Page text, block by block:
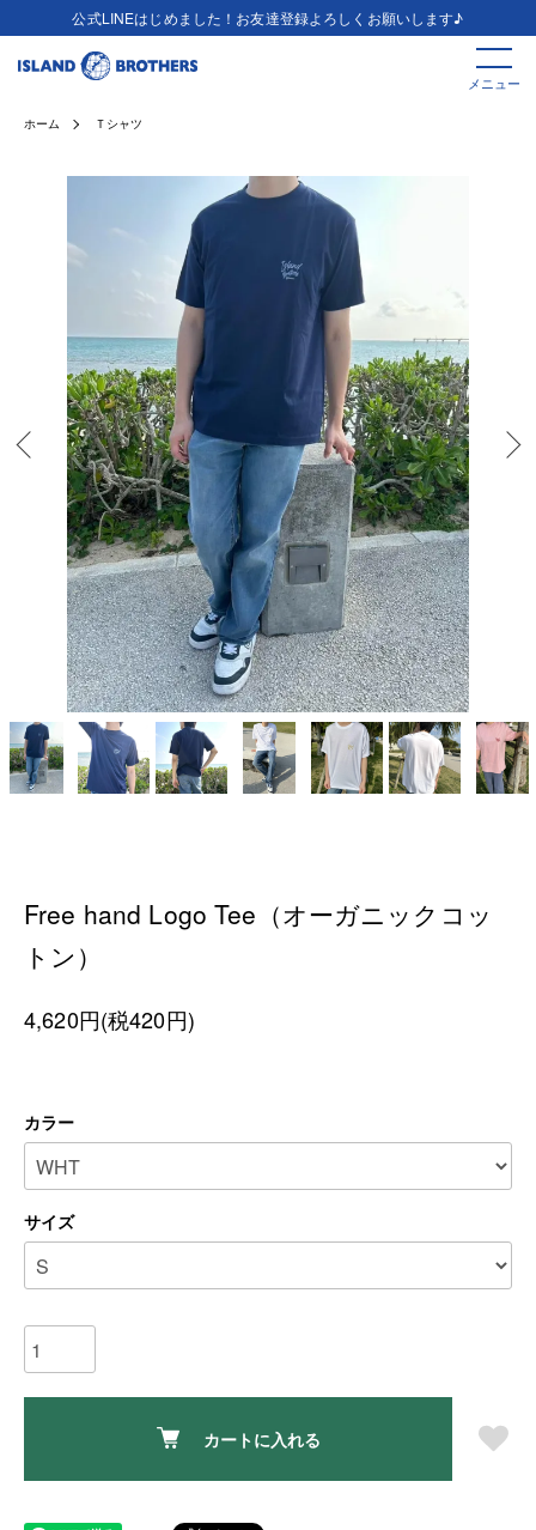
公式LINEはじめました！お友達登録よろしくお願いします♪
メニュー
ホーム Ｔシャツ
Free hand Logo Tee（オーガニックコッ
トン）
4,620円(税420円)
カラー
サイズ
カートに入れる